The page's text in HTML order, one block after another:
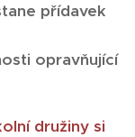
přídavek
opravňující
družiny si